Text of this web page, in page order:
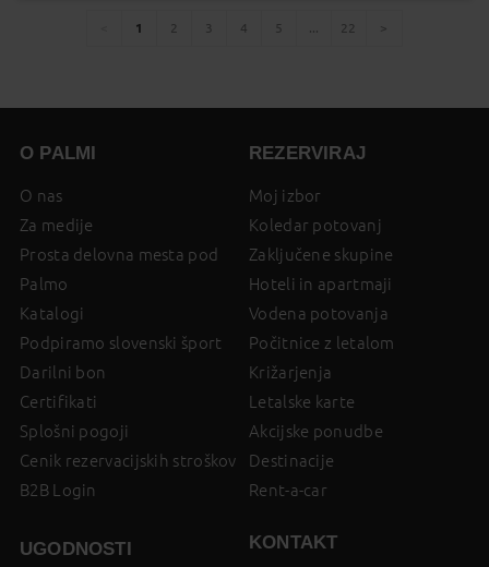
You're
1
page
2
page
3 4
page
5
page
...
page
22
O PALMI
O nas
Za medije
Prosta delovna mesta pod
Palmo
Katalogi
Podpiramo slovenski šport
Darilni bon
Certifikati
Splošni pogoji
Cenik rezervacijskih stroškov
B2B Login
UGODNOSTI
REZERVIRAJ
Moj izbor
Koledar potovanj
Zaključene skupine
Hoteli in apartmaji
Vodena potovanja
Počitnice z letalom
Križarjenja
Letalske karte
Akcijske ponudbe
Destinacije
Rent-a-car
KONTAKT